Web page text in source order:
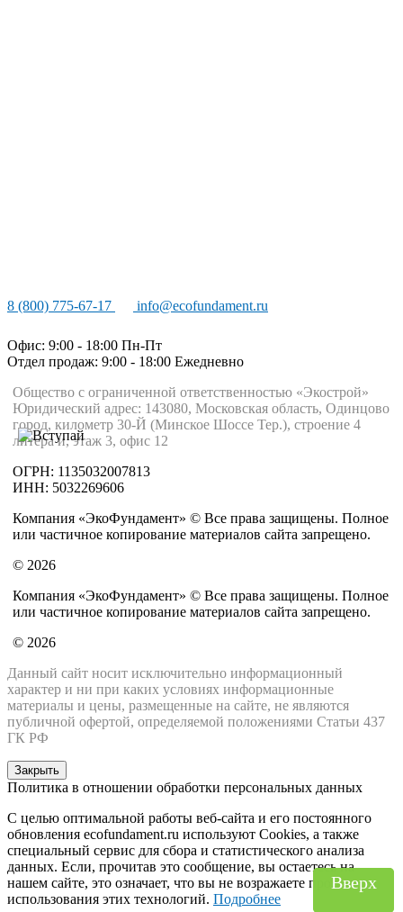
8 (800) 775-67-17 info@ecofundament.ru
Офис: 9:00 - 18:00 Пн-Пт
Отдел продаж: 9:00 - 18:00 Ежедневно
Общество с ограниченной ответственностью «Экострой»
Юридический адрес: 143080, Московская область, Одинцово
город, километр 30-Й (Минское Шоссе Тер.), строение 4
литера и, этаж 3, офис 12
ОГРН: 1135032007813
ИНН: 5032269606
Компания «ЭкоФундамент» © Все права защищены. Полное
или частичное копирование материалов сайта запрещено.
© 2026
Компания «ЭкоФундамент» © Все права защищены. Полное
или частичное копирование материалов сайта запрещено.
© 2026
Данный сайт носит исключительно информационный
характер и ни при каких условиях информационные
материалы и цены, размещенные на сайте, не являются
публичной офертой, определяемой положениями Статьи 437
ГК РФ
Вверх
Вверх
Закрыть
Политика в отношении обработки персональных данных
С целью оптимальной работы веб-сайта и его постоянного
обновления ecofundament.ru используют Cookies, а также
специальный сервис для сбора и статистического анализа
данных. Если, прочитав это сообщение, вы остаетесь на
нашем сайте, это означает, что вы не возражаете против
использования этих технологий. Подробнее